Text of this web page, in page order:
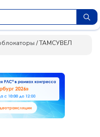
/ТАМСУВЕЛ